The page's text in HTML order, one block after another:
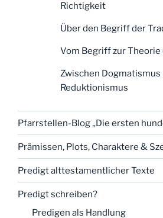
Richtigkeit
Über den Begriff der
Vom Begriff zur Theorie
Zwischen Dogmatismus
Reduktionismus
Pfarrstellen-Blog „Die ersten
Prämissen, Plots, Charaktere &
Predigt alttestamentlicher Texte
Predigt schreiben?
Predigen als Handlung